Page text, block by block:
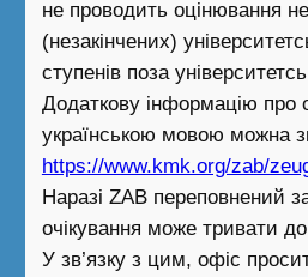
не проводить оцінювання
(незакінчених)
ступенів поза
Додаткову інформацію про
українською мовою можна
https://www.kmk.org/zab/
Наразі ZAB переповнений
очікування може тривати
У зв’язку з цим, офіс